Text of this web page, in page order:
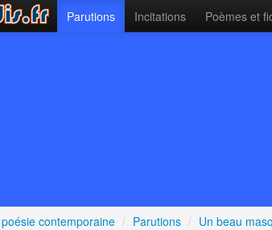
Parutions Incitations Poèmes et
contemporaine / Parutions / Un beau